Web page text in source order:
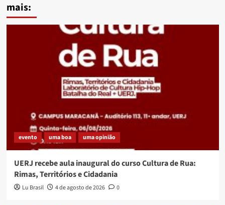
mais:
evento uma boa uma opinião
UERJ recebe aula inaugural do curso Cultura de Rua:
Rimas, Territórios e Cidadania
Lu Brasil 4 de agosto de 2026 0